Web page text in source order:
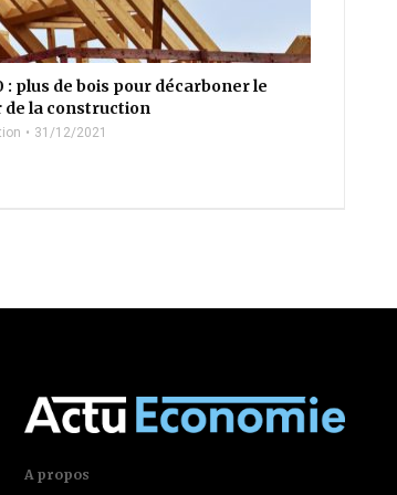
: plus de bois pour décarboner le
de la construction
31/12/2021
A propos